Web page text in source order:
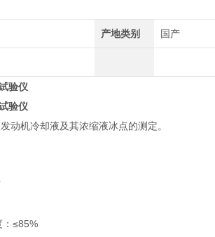
产地类别 国产
验仪
验仪
动机冷却液及其浓缩液冰点的测定。
≤85%